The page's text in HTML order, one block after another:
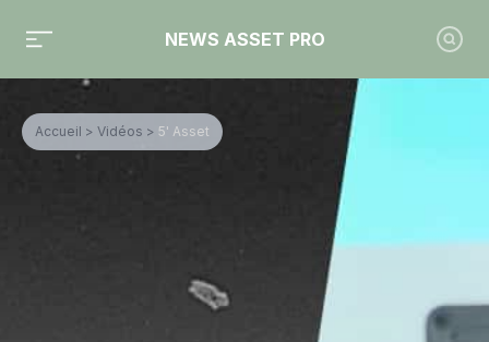
NEWS ASSET PRO
Accueil > Vidéos > 5' Asset